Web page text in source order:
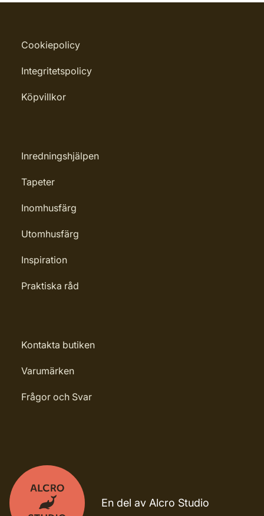
Cookiepolicy
Integritetspolicy
Köpvillkor
Inredningshjälpen
Tapeter
Inomhusfärg
Utomhusfärg
Inspiration
Praktiska råd
Kontakta butiken
Varumärken
Frågor och Svar
En del av Alcro Studio